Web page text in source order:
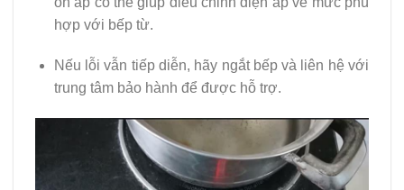
hợp với bếp từ.
Nếu lỗi vẫn tiếp diễn, hãy ngắt bếp và liên hệ với
trung tâm bảo hành để được hỗ trợ.